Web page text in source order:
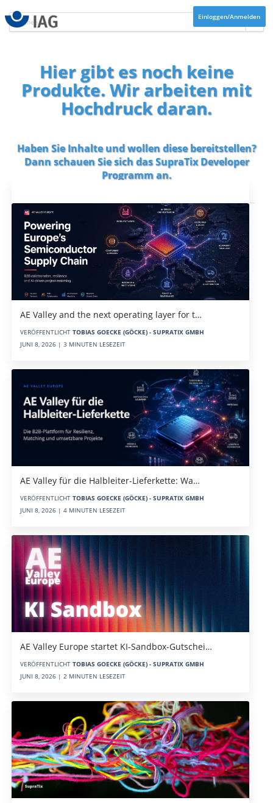
Einloggen/Anmelden
Hier gibt es noch keine
Produkte. Wir arbeiten mit
Hochdruck daran.
Haben Sie Inhalte und wollen diese bereitstellen?
Dann schauen Sie sich dasSupraTix Developer
Programman.
AE Valley and the next operating layer for t…
VERÖFFENTLICHT TOBIAS GOECKE (GÖCKE) - SUPRATIX GMBH
JUNI 8, 2026 | 3 MINUTEN LESEZEIT
AE Valley für die Halbleiter-Lieferkette: Wa…
VERÖFFENTLICHT TOBIAS GOECKE (GÖCKE) - SUPRATIX GMBH
JUNI 8, 2026 | 4 MINUTEN LESEZEIT
AE Valley Europe startet KI-Sandbox-Gutschei…
VERÖFFENTLICHT TOBIAS GOECKE (GÖCKE) - SUPRATIX GMBH
JUNI 8, 2026 | 2 MINUTEN LESEZEIT